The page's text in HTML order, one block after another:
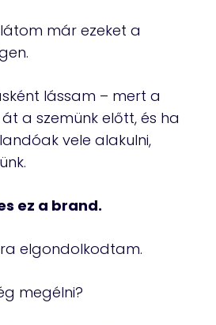
már ezeket a
lássam – mert a
a szemünk előtt, és ha
vele alakulni,
ez a brand.
elgondolkodtam.
megélni?